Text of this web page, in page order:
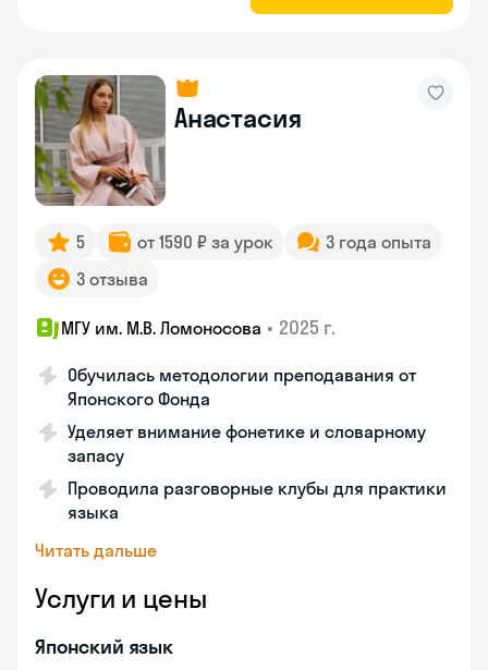
Анастасия
5 от 1590 ₽ за урок
3 года опыта
3 отзыва
МГУ им. М.В. Ломоносова • 2025 г.
Обучилась методологии преподавания от
Японского Фонда
Уделяет внимание фонетике и словарному
запасу
Проводила разговорные клубы для практики
языка
Читать дальше
Услуги и цены
Японский язык